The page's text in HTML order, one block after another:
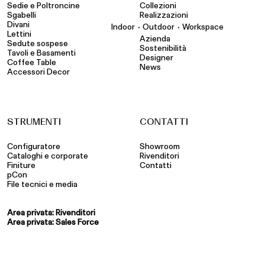
Sedie e Poltroncine
Sgabelli
Divani
Lettini
Sedute sospese
Tavoli e Basamenti
Coffee Table
Accessori Decor
Collezioni
Realizzazioni
Indoor • Outdoor • Workspace
Azienda
Sostenibilità
Designer
News
STRUMENTI
Configuratore
Cataloghi e corporate
Finiture
pCon
File tecnici e media
Area privata: Rivenditori
Area privata: Sales Force
CONTATTI
Showroom
Rivenditori
Contatti